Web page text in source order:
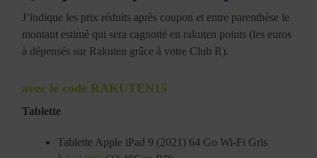
J’indique les prix réduits après coupon et entre parenthèse le
montant estimé qui sera cagnotté en rakuten points (les euros
à dépensés sur Rakuten grâce à votre Club R).
avec le code RAKUTEN15
Tablette
Tablette Apple iPad 9 (2021) 64 Go Wi-Fi Gris